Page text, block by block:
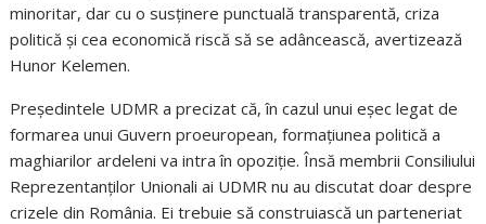
minoritar, dar cu o susținere punctuală transparentă, criza
politică și cea economică riscă să se adâncească, avertizează
Hunor Kelemen.
Președintele UDMR a precizat că, în cazul unui eșec legat de
formarea unui Guvern proeuropean, formațiunea politică a
maghiarilor ardeleni va intra în opoziție. Însă membrii Consiliului
Reprezentanților Unionali ai UDMR nu au discutat doar despre
crizele din România. Ei trebuie să construiască un parteneriat